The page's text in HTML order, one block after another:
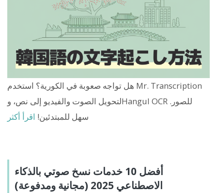
هل تواجه صعوبة في الكورية؟ استخدم Mr. Transcription
لتحويل الصوت والفيديو إلى نص، وHangul OCR للصور.
سهل للمبتدئين! اقرأ أكثر
أفضل 10 خدمات نسخ صوتي بالذكاء
الاصطناعي 2025 (مجانية ومدفوعة)